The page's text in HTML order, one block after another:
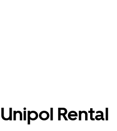
Unipol Rental